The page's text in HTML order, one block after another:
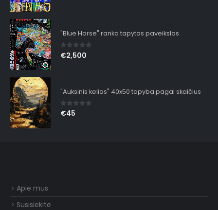
"Blue Horse" ranka tapytas paveikslas
0out of 5
€2,500
"Auksinis kelias" 40x50 tapyba pagal skaičius
0out of 5
€45
Apie mus
Susisiekite